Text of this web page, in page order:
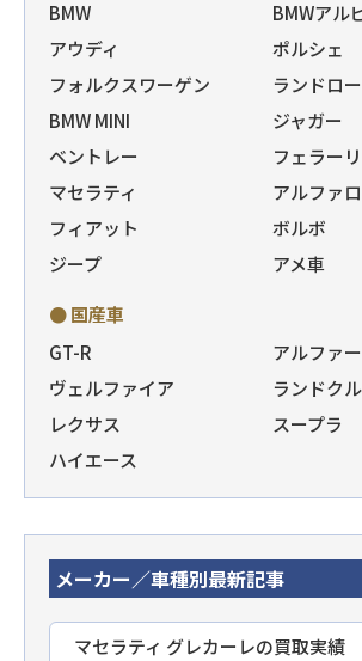
BMW
BMWアル
アウディ
ポルシェ
フォルクスワーゲン
ランドロ
BMW MINI
ジャガー
ベントレー
フェラーリ
マセラティ
アルファ
フィアット
ボルボ
ジープ
アメ車
● 国産車
GT-R
アルファ
ヴェルファイア
ランドク
レクサス
スープラ
ハイエース
メーカー／車種別最新記事
マセラティ グレカーレの買取実績